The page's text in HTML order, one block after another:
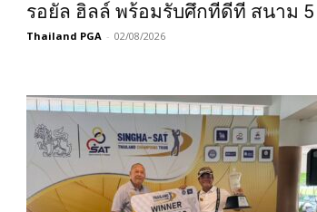
รอยัล ฮิลล์ พร้อมรับศึกทีดีที สนาม 5
Thailand PGA - 02/08/2026